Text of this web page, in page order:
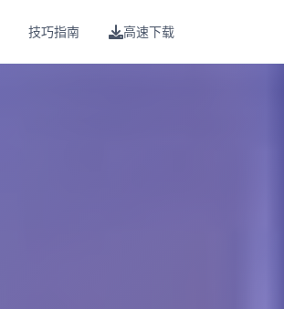
技巧指南 高速下载